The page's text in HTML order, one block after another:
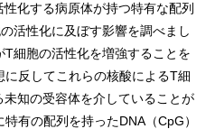
化する病原体が持つ特有な配列
活性化に及ぼす影響を調べまし
細胞の活性化を増強することを
に反してこれらの核酸によるT細
知の受容体を介していることが
有の配列を持ったDNA（CpG）